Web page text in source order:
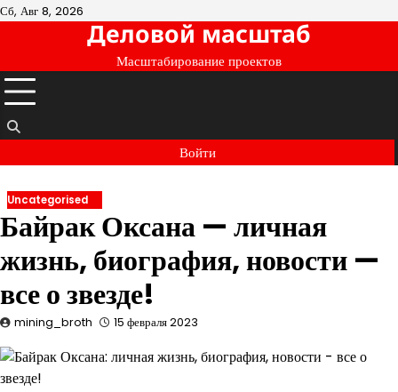
Перейти
Сб, Авг 8, 2026
Деловой масштаб
Масштабирование проектов
Войти
Uncategorised
Байрак Оксана — личная
жизнь, биография, новости —
все о звезде!
mining_broth 15 февраля 2023